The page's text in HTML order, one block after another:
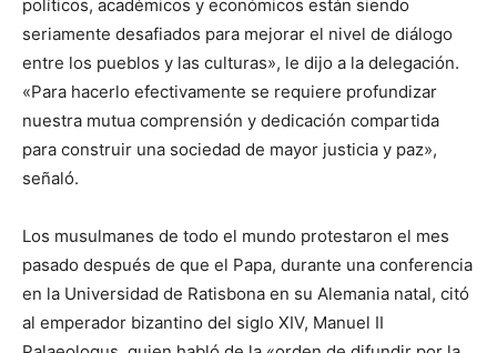
políticos, académicos y económicos están siendo
seriamente desafiados para mejorar el nivel de diálogo
entre los pueblos y las culturas», le dijo a la delegación.
«Para hacerlo efectivamente se requiere profundizar
nuestra mutua comprensión y dedicación compartida
para construir una sociedad de mayor justicia y paz»,
señaló.
Los musulmanes de todo el mundo protestaron el mes
pasado después de que el Papa, durante una conferencia
en la Universidad de Ratisbona en su Alemania natal, citó
al emperador bizantino del siglo XIV, Manuel II